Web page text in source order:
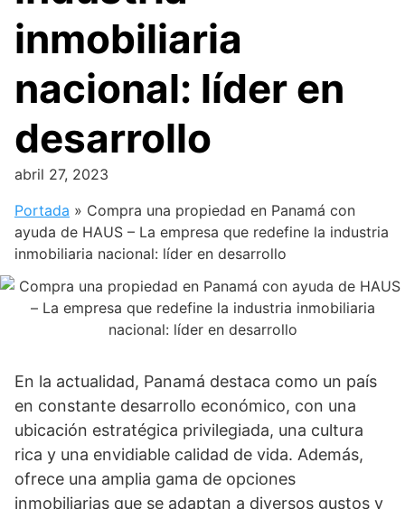
inmobiliaria
nacional: líder en
desarrollo
abril 27, 2023
Portada » Compra una propiedad en Panamá con
ayuda de HAUS – La empresa que redefine la industria
inmobiliaria nacional: líder en desarrollo
En la actualidad, Panamá destaca como un país
en constante desarrollo económico, con una
ubicación estratégica privilegiada, una cultura
rica y una envidiable calidad de vida. Además,
ofrece una amplia gama de opciones
inmobiliarias que se adaptan a diversos gustos y